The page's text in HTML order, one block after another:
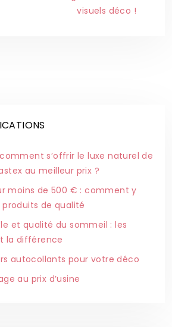
visuels déco !
s’offrir le luxe naturel de
au meilleur prix ?
moins de 500 € : comment y
de qualité
et qualité du sommeil : les
la différence
autocollants pour votre déco
au prix d’usine